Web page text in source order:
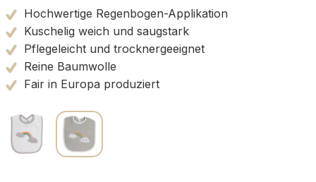
Hochwertige Regenbogen-Applikation
Kuschelig weich und saugstark
Pflegeleicht und trocknergeeignet
Reine Baumwolle
Fair in Europa produziert